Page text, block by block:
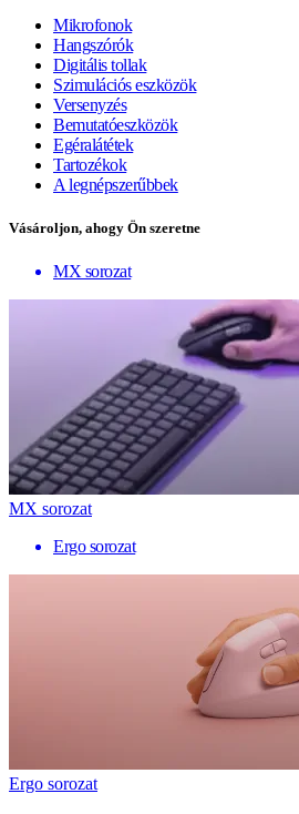
Mikrofonok
Hangszórók
Digitális tollak
Szimulációs eszközök
Versenyzés
Bemutatóeszközök
Egéralátétek
Tartozékok
A legnépszerűbbek
Vásároljon, ahogy Ön szeretne
MX sorozat
MX sorozat
Ergo sorozat
Ergo sorozat